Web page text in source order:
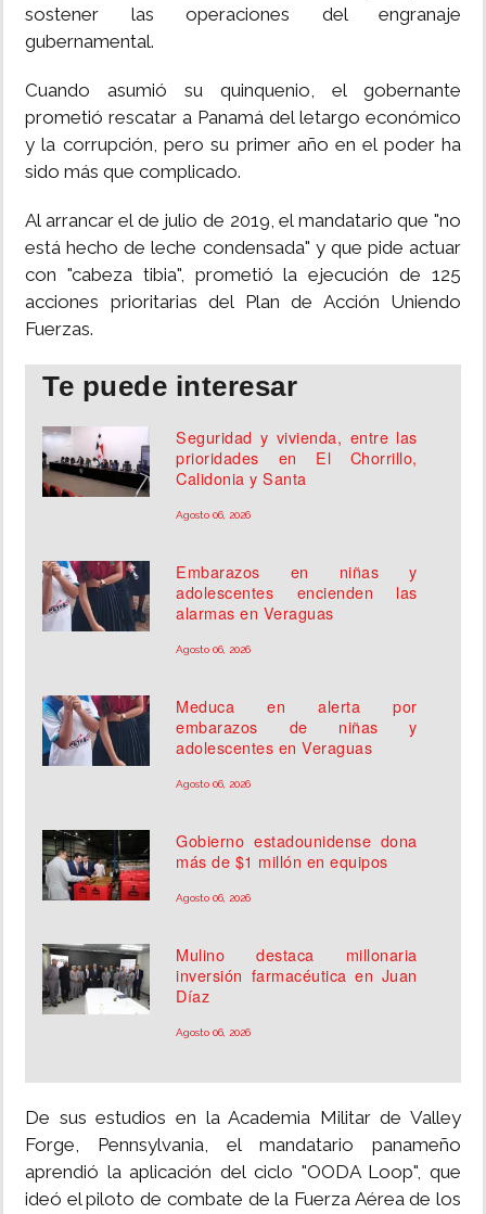
sostener las operaciones del engranaje
gubernamental.
Cuando asumió su quinquenio, el gobernante
prometió rescatar a Panamá del letargo económico
y la corrupción, pero su primer año en el poder ha
sido más que complicado.
Al arrancar el de julio de 2019, el mandatario que "no
está hecho de leche condensada" y que pide actuar
con "cabeza tibia", prometió la ejecución de 125
acciones prioritarias del Plan de Acción Uniendo
Fuerzas.
Te puede interesar
Seguridad y vivienda, entre las
prioridades en El Chorrillo,
Calidonia y Santa
Agosto 06, 2026
Embarazos en niñas y
adolescentes encienden las
alarmas en Veraguas
Agosto 06, 2026
Meduca en alerta por
embarazos de niñas y
adolescentes en Veraguas
Agosto 06, 2026
Gobierno estadounidense dona
más de $1 millón en equipos
Agosto 06, 2026
Mulino destaca millonaria
inversión farmacéutica en Juan
Díaz
Agosto 06, 2026
De sus estudios en la Academia Militar de Valley
Forge, Pennsylvania, el mandatario panameño
aprendió la aplicación del ciclo "OODA Loop", que
ideó el piloto de combate de la Fuerza Aérea de los